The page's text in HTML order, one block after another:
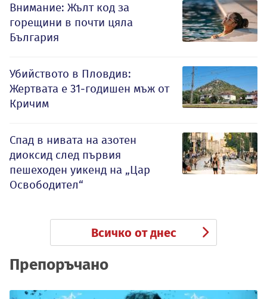
Внимание: Жълт код за
горещини в почти цяла
България
Убийството в Пловдив:
Жертвата е 31-годишен мъж от
Кричим
Спад в нивата на азотен
диоксид след първия
пешеходен уикенд на „Цар
Освободител“
Всичко от днес
Препоръчано